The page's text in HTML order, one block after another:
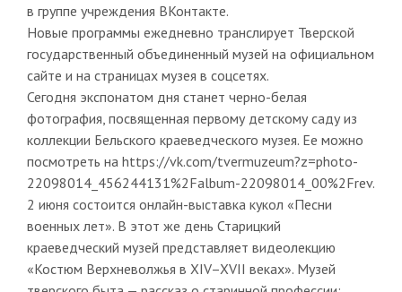
в группе учреждения ВКонтакте.
Новые программы ежедневно транслирует Тверской
государственный объединенный музей на официальном
сайте и на страницах музея в соцсетях.
Сегодня экспонатом дня станет черно-белая
фотография, посвященная первому детскому саду из
коллекции Бельского краеведческого музея. Ее можно
посмотреть на https://vk.com/tvermuzeum?z=photo-
22098014_456244131%2Falbum-22098014_00%2Frev.
2 июня состоится онлайн-выставка кукол «Песни
военных лет». В этот же день Старицкий
краеведческий музей представляет видеолекцию
«Костюм Верхневолжья в XIV–XVII веках». Музей